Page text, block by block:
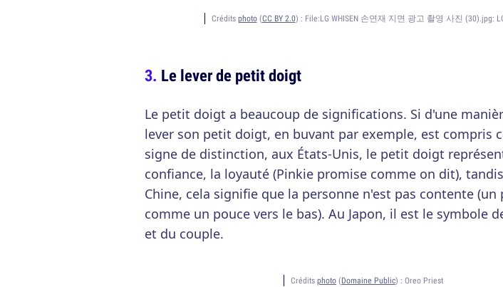
Crédits photo(CC BY 2.0) : File:LG WHISEN 손연재 지면 광고 촬영 사진 (30).jpg:
Le lever de petit doigt
Le petit doigt a beaucoup de significations. Si d'une
lever son petit doigt, en buvant par exemple, est compris
signe de distinction, aux États-Unis, le petit doigt
confiance, la loyauté (Pinkie promise comme on dit),
Chine, cela signifie que la personne n'est pas contente (un
comme un pouce vers le bas). Au Japon, il est le symbole
et du couple.
Crédits photo (Domaine Public) : Oreo Priest